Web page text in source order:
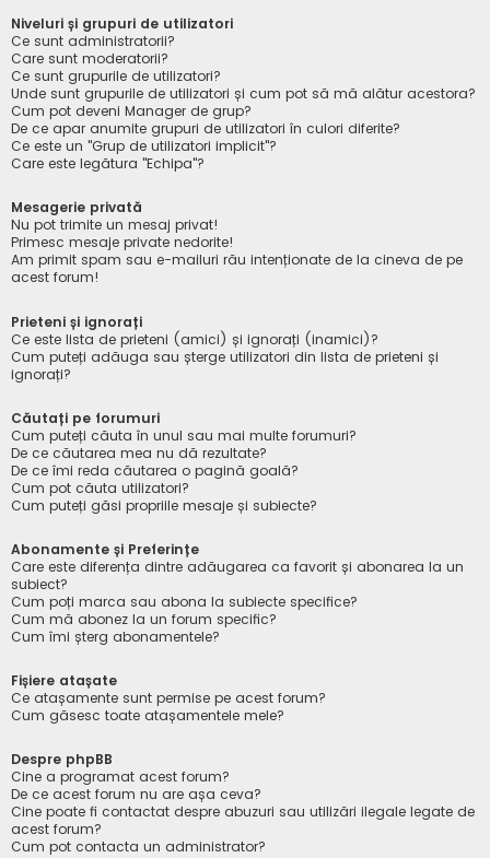
Niveluri și grupuri de utilizatori
Ce sunt administratorii?
Care sunt moderatorii?
Ce sunt grupurile de utilizatori?
Unde sunt grupurile de utilizatori și cum pot să mă alătur acestora?
Cum pot deveni Manager de grup?
De ce apar anumite grupuri de utilizatori în culori diferite?
Ce este un "Grup de utilizatori implicit"?
Care este legătura "Echipa"?
Mesagerie privată
Nu pot trimite un mesaj privat!
Primesc mesaje private nedorite!
Am primit spam sau e-mailuri rău intenționate de la cineva de pe
acest forum!
Prieteni și ignorați
Ce este lista de prieteni (amici) și ignorați (inamici)?
Cum puteți adăuga sau șterge utilizatori din lista de prieteni și
ignorați?
Căutați pe forumuri
Cum puteți căuta în unul sau mai multe forumuri?
De ce căutarea mea nu dă rezultate?
De ce îmi reda căutarea o pagină goală?
Cum pot căuta utilizatori?
Cum puteți găsi propriile mesaje și subiecte?
Abonamente și Preferințe
Care este diferența dintre adăugarea ca favorit și abonarea la un
subiect?
Cum poți marca sau abona la subiecte specifice?
Cum mă abonez la un forum specific?
Cum îmi șterg abonamentele?
Fișiere atașate
Ce atașamente sunt permise pe acest forum?
Cum găsesc toate atașamentele mele?
Despre phpBB
Cine a programat acest forum?
De ce acest forum nu are așa ceva?
Cine poate fi contactat despre abuzuri sau utilizări ilegale legate de
acest forum?
Cum pot contacta un administrator?